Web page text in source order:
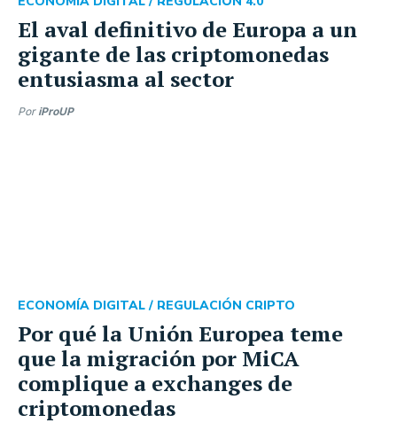
El aval definitivo de Europa a un
gigante de las criptomonedas
entusiasma al sector
Por iProUP
Por qué la Unión Europea teme
que la migración por MiCA
complique a exchanges de
criptomonedas
ECONOMÍA DIGITAL / REGULACIÓN CRIPTO